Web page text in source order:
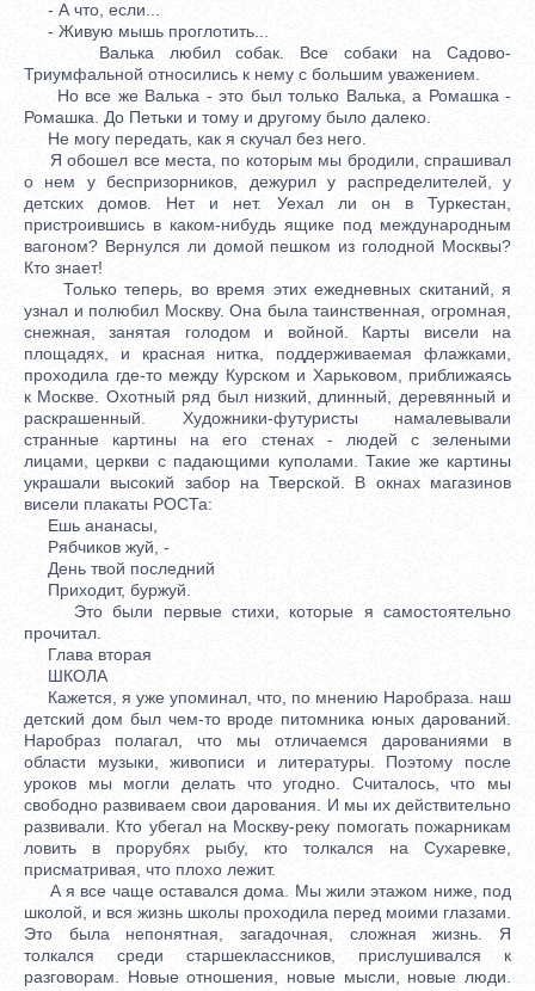
- А что, если...
- Живую мышь проглотить...
Валька любил собак. Все собаки на Садово-
Триумфальной относились к нему с большим уважением.
Но все же Валька - это был только Валька, а Ромашка -
Ромашка. До Петьки и тому и другому было далеко.
Не могу передать, как я скучал без него.
Я обошел все места, по которым мы бродили, спрашивал
о нем у беспризорников, дежурил у распределителей, у
детских домов. Нет и нет. Уехал ли он в Туркестан,
пристроившись в каком-нибудь ящике под международным
вагоном? Вернулся ли домой пешком из голодной Москвы?
Кто знает!
Только теперь, во время этих ежедневных скитаний, я
узнал и полюбил Москву. Она была таинственная, огромная,
снежная, занятая голодом и войной. Карты висели на
площадях, и красная нитка, поддерживаемая флажками,
проходила где-то между Курском и Харьковом, приближаясь
к Москве. Охотный ряд был низкий, длинный, деревянный и
раскрашенный. Художники-футуристы намалевывали
странные картины на его стенах - людей с зелеными
лицами, церкви с падающими куполами. Такие же картины
украшали высокий забор на Тверской. В окнах магазинов
висели плакаты РОСТа:
Ешь ананасы,
Рябчиков жуй, -
День твой последний
Приходит, буржуй.
Это были первые стихи, которые я самостоятельно
прочитал.
Глава вторая
ШКОЛА
Кажется, я уже упоминал, что, по мнению Наробраза. наш
детский дом был чем-то вроде питомника юных дарований.
Наробраз полагал, что мы отличаемся дарованиями в
области музыки, живописи и литературы. Поэтому после
уроков мы могли делать что угодно. Считалось, что мы
свободно развиваем свои дарования. И мы их действительно
развивали. Кто убегал на Москву-реку помогать пожарникам
ловить в прорубях рыбу, кто толкался на Сухаревке,
присматривая, что плохо лежит.
А я все чаще оставался дома. Мы жили этажом ниже, под
школой, и вся жизнь школы проходила перед моими глазами.
Это была непонятная, загадочная, сложная жизнь. Я
толкался среди старшеклассников, прислушивался к
разговорам. Новые отношения, новые мысли, новые люди.